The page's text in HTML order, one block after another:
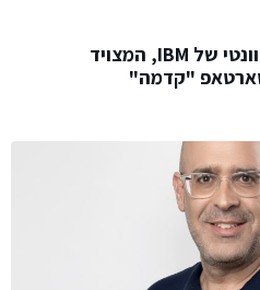
לראשונה בעולם: מחשב קוונטי של IBM, המצויד
"קדמה"